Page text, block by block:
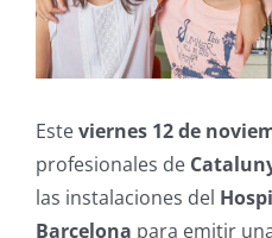
Esteviernes 12 de
profesionales de
las instalaciones del
Barcelona para emitir